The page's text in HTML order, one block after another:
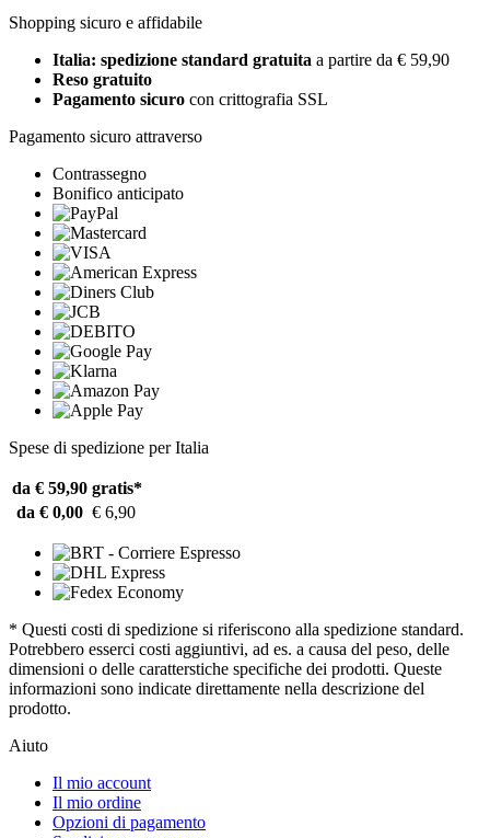
Shopping sicuro e affidabile
Italia: spedizione standard gratuita a partire da € 59,90
Reso gratuito
Pagamento sicuro con crittografia SSL
Pagamento sicuro attraverso
Contrassegno
Bonifico anticipato
Spese di spedizione per Italia
da € 59,90 gratis*
da € 0,00 € 6,90
* Questi costi di spedizione si riferiscono alla spedizione standard.
Potrebbero esserci costi aggiuntivi, ad es. a causa del peso, delle
dimensioni o delle caratterstiche specifiche dei prodotti. Queste
informazioni sono indicate direttamente nella descrizione del
prodotto.
Aiuto
Il mio account
Il mio ordine
Opzioni di pagamento